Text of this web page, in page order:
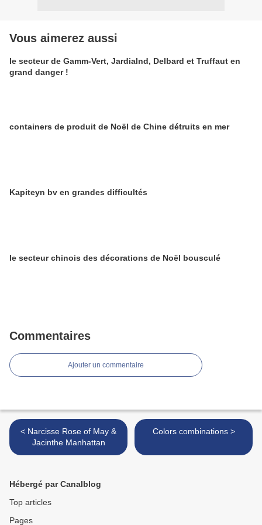
Vous aimerez aussi
le secteur de Gamm-Vert, Jardialnd, Delbard et Truffaut en
grand danger !
containers de produit de Noël de Chine détruits en mer
Kapiteyn bv en grandes difficultés
le secteur chinois des décorations de Noël bousculé
Commentaires
Ajouter un commentaire
< Narcisse Rose of May &
Jacinthe Manhattan
Colors combinations >
Hébergé par Canalblog
Top articles
Pages